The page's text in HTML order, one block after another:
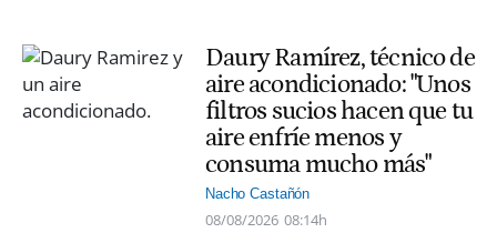
Daury Ramírez, técnico de
aire acondicionado: "Unos
filtros sucios hacen que tu
aire enfríe menos y
consuma mucho más"
Nacho Castañón
08/08/2026 08:14h